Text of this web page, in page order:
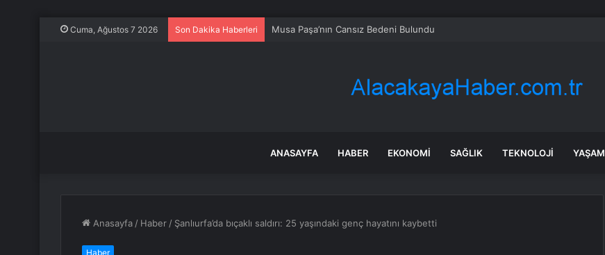
Cuma, Ağustos 7 2026 Son Dakika Haberleri Musa Paşa’nın Cansız Bedeni Bulundu
ANASAYFA HABER EKONOMI SAĞLIK TEKNOLOJI YAŞAM
Anasayfa / Haber / Şanlıurfa’da bıçaklı saldırı: 25 yaşındaki genç hayatını kaybetti
Haber